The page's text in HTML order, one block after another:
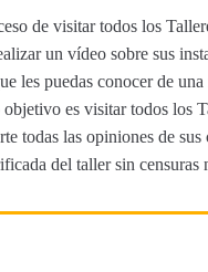
de visitar todos los
un vídeo sobre sus
les puedas conocer de una
es visitar todos los
todas las opiniones de sus
del taller sin censuras